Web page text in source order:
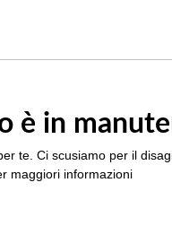
è in
te. Ci scusiamo per il
maggiori informazioni